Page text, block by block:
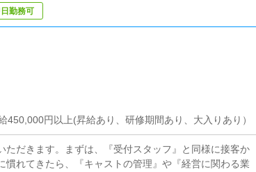
勤務可
円以上(昇給あり、研修期間あり、大入りあり）
ただきます。まずは、『受付スタッフ』と同様に接客か
慣れてきたら、『キャストの管理』や『経営に関わる業